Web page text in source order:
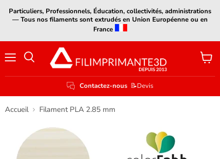
Particuliers, Professionnels, Éducation, collectivités, administrations
— Tous nos filaments sont extrudés en Union Européenne ou en
France
Contactez-nous 📝Devis
Voir
le
Accueil Filament PLA 2.85 mm